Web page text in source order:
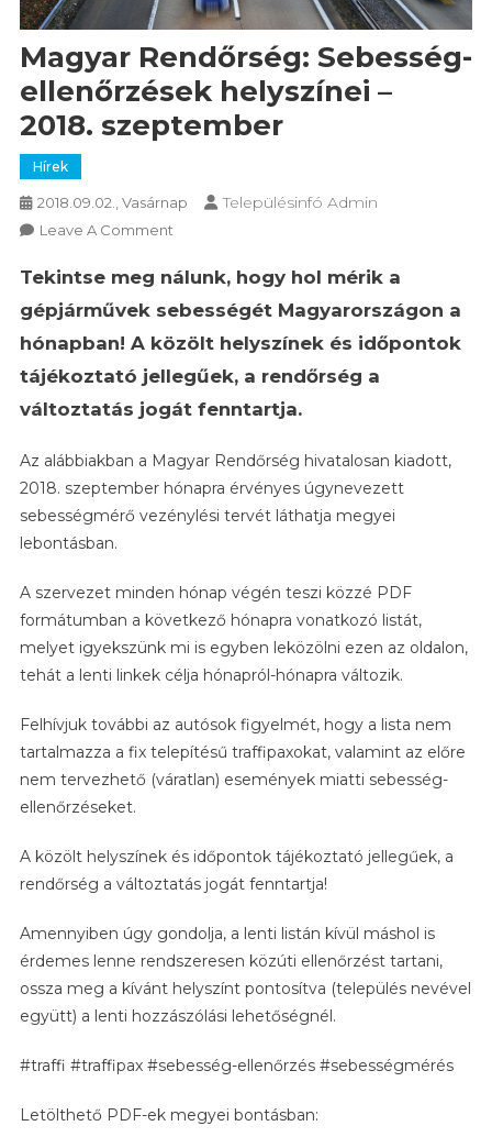
Magyar Rendőrség: Sebesség-
ellenőrzések helyszínei –
2018. szeptember
Hírek
2018.09.02., Vasárnap Településinfó Admin
Leave A CommentOn
Rendőrség:
Sebesség-
Helyszínei
–
2018.
Tekintse meg nálunk, hogy hol mérik a
gépjárművek sebességét Magyarországon a
hónapban! A közölt helyszínek és időpontok
tájékoztató jellegűek, a rendőrség a
változtatás jogát fenntartja.
Az alábbiakban a Magyar Rendőrség hivatalosan kiadott,
2018. szeptember hónapra érvényes úgynevezett
sebességmérő vezénylési tervét láthatja megyei
lebontásban.
A szervezet minden hónap végén teszi közzé PDF
formátumban a következő hónapra vonatkozó listát,
melyet igyekszünk mi is egyben leközölni ezen az oldalon,
tehát a lenti linkek célja hónapról-hónapra változik.
Felhívjuk további az autósok figyelmét, hogy a lista nem
tartalmazza a fix telepítésű traffipaxokat, valamint az előre
nem tervezhető (váratlan) események miatti sebesség-
ellenőrzéseket.
A közölt helyszínek és időpontok tájékoztató jellegűek, a
rendőrség a változtatás jogát fenntartja!
Amennyiben úgy gondolja, a lenti listán kívül máshol is
érdemes lenne rendszeresen közúti ellenőrzést tartani,
ossza meg a kívánt helyszínt pontosítva (település nevével
együtt) a lenti hozzászólási lehetőségnél.
#traffi #traffipax #sebesség-ellenőrzés #sebességmérés
Letölthető PDF-ek megyei bontásban: